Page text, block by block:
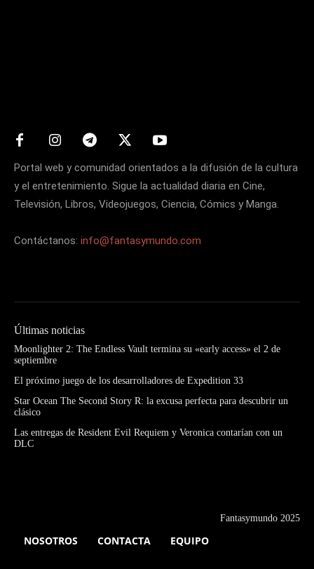
Portal web y comunidad orientados a la difusión de la cultura
y el entretenimiento. Sigue la actualidad diaria en Cine,
Televisión, Libros, Videojuegos, Ciencia, Cómics y Manga.
Contáctanos: info@fantasymundo.com
Últimas noticias
Moonlighter 2: The Endless Vault termina su «early access» el 2 de
septiembre
El próximo juego de los desarrolladores de Expedition 33
Star Ocean The Second Story R: la excusa perfecta para descubrir un
clásico
Las entregas de Resident Evil Requiem y Veronica contarían con un
DLC
Fantasymundo 2025
NOSOTROS CONTACTA EQUIPO